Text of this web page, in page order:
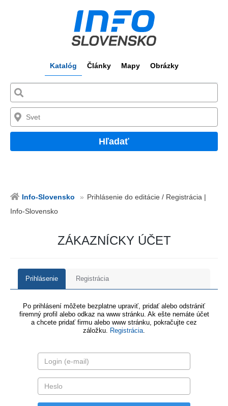
Katalóg Články Mapy Obrázky
Hľadať
Info-Slovensko
Prihlásenie do editácie / Registrácia |
Info-Slovensko
ZÁKAZNÍCKY ÚČET
Prihlásenie Registrácia
Po prihlásení môžete bezplatne upraviť, pridať alebo odstrániť
firemný profil alebo odkaz na www stránku. Ak ešte nemáte účet
a chcete pridať firmu alebo www stránku, pokračujte cez
záložku. Registrácia.